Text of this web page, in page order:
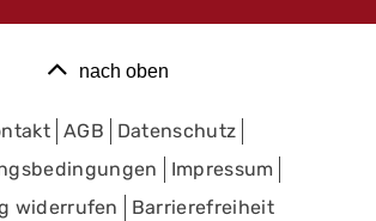
nach oben
AGB
Datenschutz
Impressum
widerrufen
Barrierefreiheit